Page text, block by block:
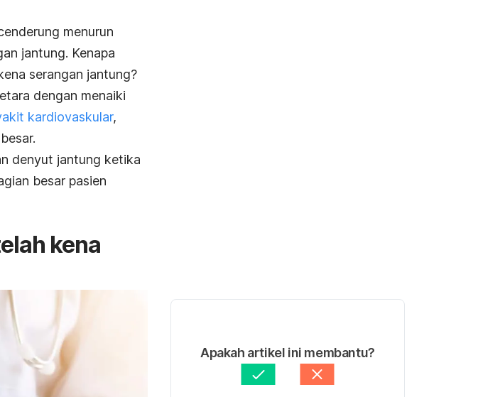
menurun
jantung. Kenapa
serangan jantung?
dengan menaiki
kardiovaskular,
denyut jantung ketika
besar pasien
kena
Apakah artikel ini membantu?